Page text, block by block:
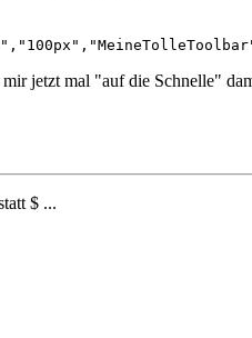
jetzt mal "auf die Schnelle"
$ ...